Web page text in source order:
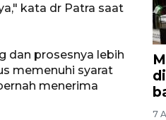
kata dr Patra saat
dan prosesnya lebih
memenuhi syarat
menerima
7